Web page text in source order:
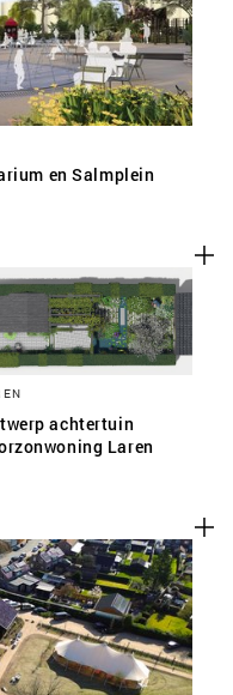
en Salmplein
achtertuin
Laren
OP